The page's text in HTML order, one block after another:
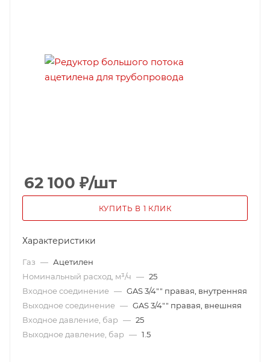
62 100 ₽/шт
КУПИТЬ В 1 КЛИК
Характеристики
Газ — Ацетилен
Номинальный расход, м³/ч — 25
Входное соединение — GAS 3/4"" правая, внутренняя
Выходное соединение — GAS 3/4"" правая, внешняя
Входное давление, бар — 25
Выходное давление, бар — 1.5